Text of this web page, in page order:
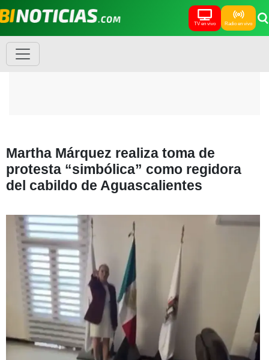
TV en vivo Radio en vivo
Martha Márquez realiza toma de
protesta “simbólica” como regidora
del cabildo de Aguascalientes